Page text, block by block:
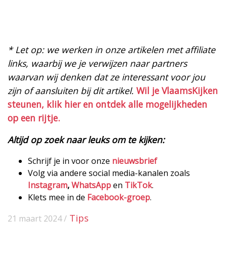
* Let op: we werken in onze artikelen met affiliate
links, waarbij we je verwijzen naar partners
waarvan wij denken dat ze interessant voor jou
zijn of aansluiten bij dit artikel. Wil je VlaamsKijken
steunen, klik hier en ontdek alle mogelijkheden
op een rijtje.
Altijd op zoek naar leuks om te kijken:
Schrijf je in voor onze nieuwsbrief
Volg via andere social media-kanalen zoals
Instagram,WhatsAppen TikTok.
Klets mee in de Facebook-groep.
21 maart 2024 / Tips